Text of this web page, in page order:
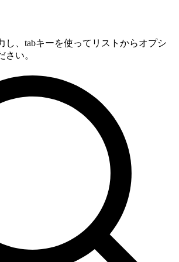
し、tabキーを使ってリストからオプシ
さい。